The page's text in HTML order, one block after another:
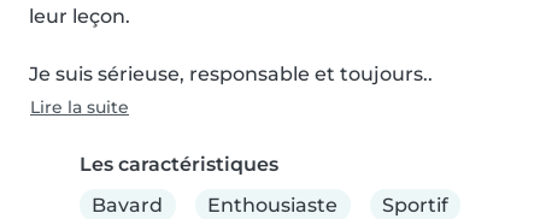
leur leçon.
Je suis sérieuse, responsable et toujours..
Lire la suite
Les caractéristiques
Bavard
Enthousiaste Sportif